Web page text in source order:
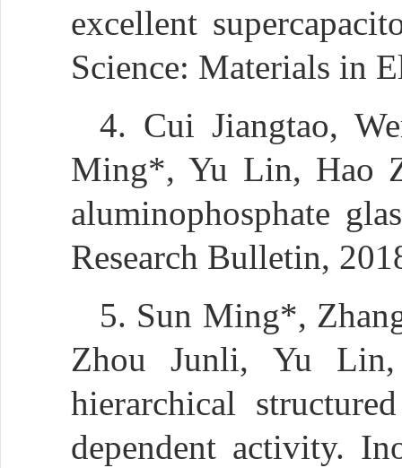
excellent
Science: Materials in
4. Cui Jiangtao,
Ming*, Yu Lin, Hao
aluminophosphate
Research Bulletin,
5. Sun Ming*,
Zhou Junli, Yu
hierarchical
dependent activity.